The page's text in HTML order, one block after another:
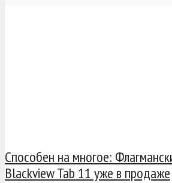
Способен на многое:
Blackview Tab 11 уже в продаже